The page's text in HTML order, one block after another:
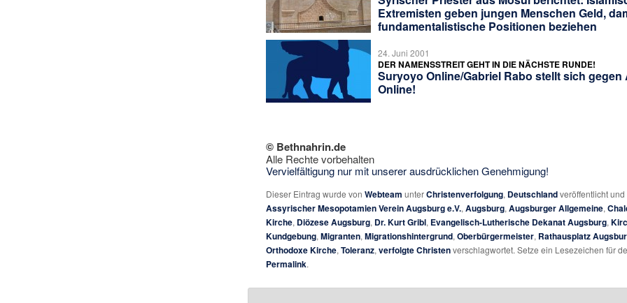
Extremisten geben jungen Menschen Geld,
fundamentalistische Positionen beziehen
24. Juni 2001
DER NAMENSSTREIT GEHT IN DIE NÄCHSTE RUNDE!
Suryoyo Online/Gabriel Rabo stellt sich gegen
Online!
© Bethnahrin.de
Alle Rechte vorbehalten
Vervielfältigung nur mit unserer ausdrücklichen Genehmigung!
Dieser Eintrag wurde von Webteam unterChristenverfolgung, Deutschlandveröffentlicht und
Assyrischer Mesopotamien Verein Augsburg e.V., Augsburg, Augsburger Allgemeine,
Kirche, Diözese Augsburg, Dr. Kurt Gribl, Evangelisch-Lutherische Dekanat Augsburg,
Kundgebung, Migranten, Migrationshintergrund, Oberbürgermeister, Rathausplatz
Orthodoxe Kirche, Toleranz, verfolgte Christenverschlagwortet. Setze ein Lesezeichen für
Permalink.